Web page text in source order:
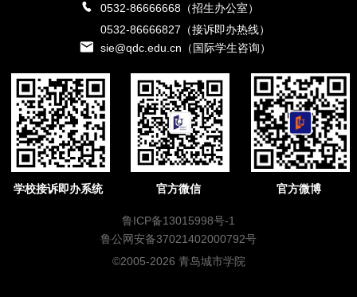
0532-86666668（招生办公室）
0532-86666827（接诉即办热线）
sie@qdc.edu.cn（国际学生咨询）
学校接诉即办系统 官方微信 官方微博
鲁ICP备13015998号-1
鲁公网安备37021402000792号
©2005-2026 青岛城市学院